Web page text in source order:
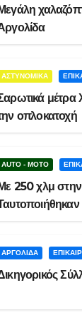
ΑΣΤΥΝΟΜΙΚΑ
μέτρα
οπλοκατοχή
AUTO - MOTO
250 χλμ
ΑΡΓΟΛΙΔΑ